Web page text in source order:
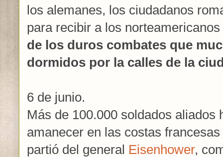
los alemanes, los ciudadanos
para recibir a los
de los duros combates que
dormidos por la calles de la
6 de junio.
Más de 100.000 soldados aliados
amanecer en las costas
partió del general Eisenhower,